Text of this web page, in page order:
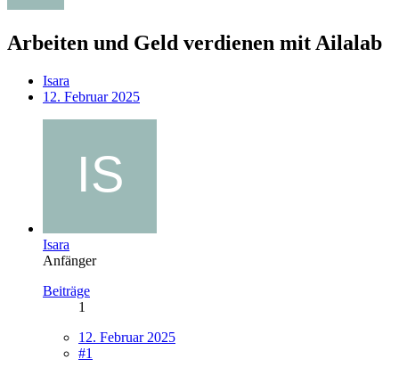
Arbeiten und Geld verdienen mit Ailalab
Isara
12. Februar 2025
Isara
Anfänger
Beiträge
1
12. Februar 2025
#1